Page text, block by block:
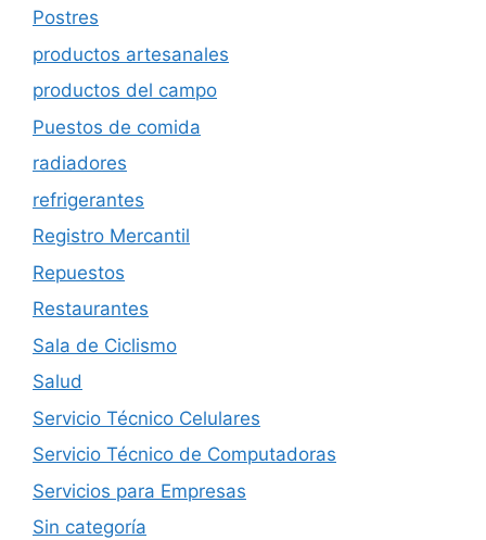
Postres
productos artesanales
productos del campo
Puestos de comida
radiadores
refrigerantes
Registro Mercantil
Repuestos
Restaurantes
Sala de Ciclismo
Salud
Servicio Técnico Celulares
Servicio Técnico de Computadoras
Servicios para Empresas
Sin categoría